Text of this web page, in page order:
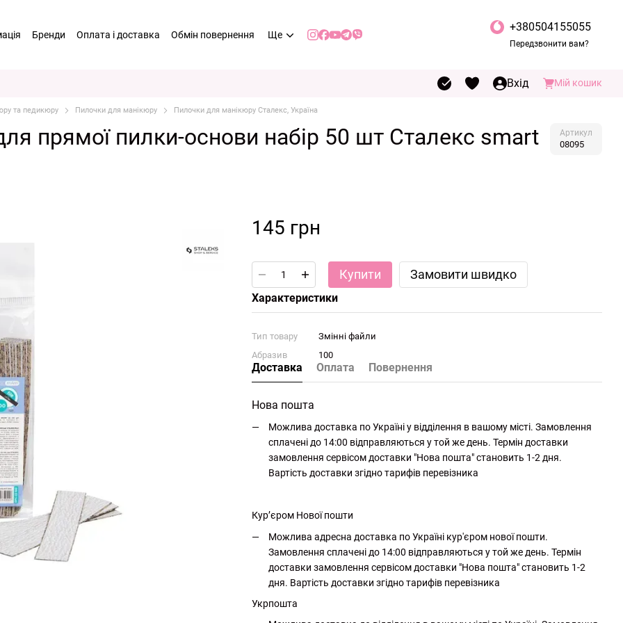
Бренди Оплата і доставка Обмін повернення Ще
+380504155055
Передзвонити вам?
Вхід Мій кошик
та педикюру Пилочки для манікюру Пилочки для манікюру Сталекс, Україна
прямої пилки-основи набір 50 шт Сталекс smart Артикул
08095
145 грн
Купити Замовити швидко
Характеристики
Тип товару
Змінні файли
Абразив
100
Доставка Оплата Повернення
Нова пошта
Можлива доставка по Україні у відділення в вашому місті. Замовлення
сплачені до 14:00 відправляються у той же день. Термін доставки
замовлення сервісом доставки "Нова пошта" становить 1-2 дня.
Вартість доставки згідно тарифів перевізника
Кур’єром Нової пошти
Можлива адресна доставка по Україні кур'єром нової пошти.
Замовлення сплачені до 14:00 відправляються у той же день. Термін
доставки замовлення сервісом доставки "Нова пошта" становить 1-2
дня. Вартість доставки згідно тарифів перевізника
Укрпошта